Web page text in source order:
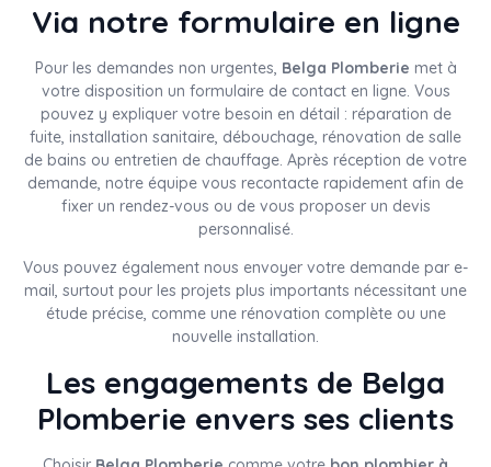
Via notre formulaire en ligne
Pour les demandes non urgentes, Belga Plomberie met à
votre disposition un formulaire de contact en ligne. Vous
pouvez y expliquer votre besoin en détail : réparation de
fuite, installation sanitaire, débouchage, rénovation de salle
de bains ou entretien de chauffage. Après réception de votre
demande, notre équipe vous recontacte rapidement afin de
fixer un rendez-vous ou de vous proposer un devis
personnalisé.
Vous pouvez également nous envoyer votre demande par e-
mail, surtout pour les projets plus importants nécessitant une
étude précise, comme une rénovation complète ou une
nouvelle installation.
Les engagements de Belga
Plomberie envers ses clients